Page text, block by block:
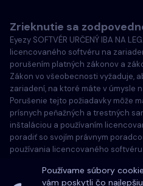
Používame súbory
vám poskytli čo
Português
Türkçe
Poľský
Zrieknutie sa
Eyezy SOFTVÉR URČENÝ IBA NA
licencovaného softvéru na
porušením platných zákonov a
Zákon vo všeobecnosti vyžaduje,
zariadení, na ktoré máte v úmysle
Porušenie tejto požiadavky môže
prísnych peňažných a trestných
inštaláciou a používaním
poradiť so svojím právnym
používania licencovaného
zodpovední výlučne vy a ste si